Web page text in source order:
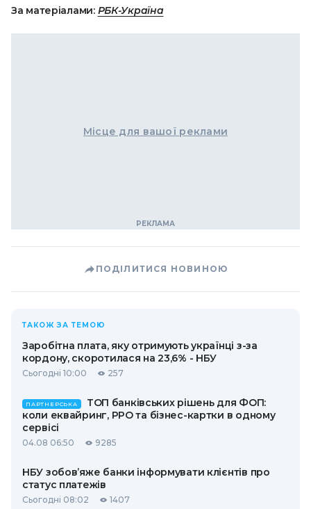
За матеріалами: РБК-Україна
Місце для вашої реклами
ПОДІЛИТИСЯ НОВИНОЮ
ТАКОЖ ЗА ТЕМОЮ
Заробітна плата, яку отримують українці з-за
кордону, скоротилася на 23,6% - НБУ
Сьогодні 10:00 257
ПАРТНЕРСЬКА
ТОП банківських рішень для ФОП:
коли еквайринг, РРО та бізнес-картки в одному
сервісі
04.08 06:50 9285
НБУ зобов’яже банки інформувати клієнтів про
статус платежів
Сьогодні 08:02 1407